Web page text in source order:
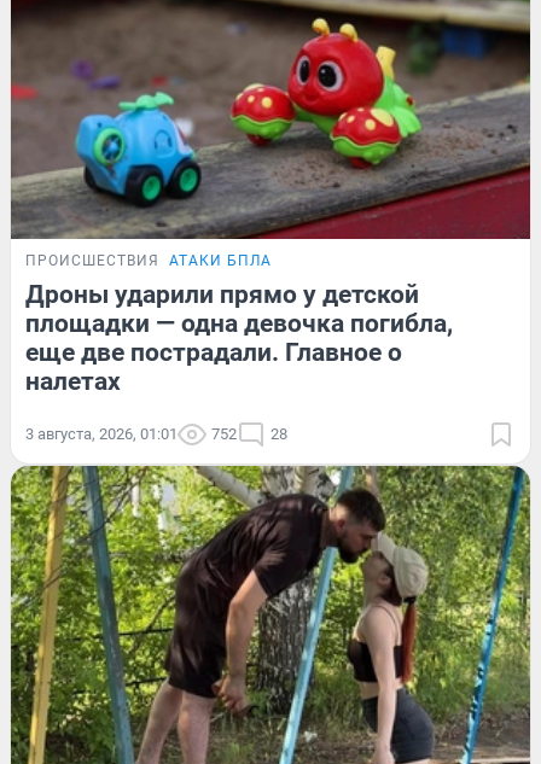
ПРОИСШЕСТВИЯ АТАКИ БПЛА
Дроны ударили прямо у детской
площадки — одна девочка погибла,
еще две пострадали. Главное о
налетах
3 августа, 2026, 01:01 752 28